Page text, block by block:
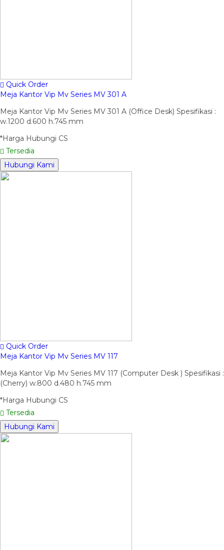
Quick Order
Meja Kantor Vip Mv Series MV 301 A
Meja Kantor Vip Mv Series MV 301 A (Office Desk) Spesifikasi :
w.1200 d.600 h.745 mm
*Harga Hubungi CS
Tersedia
Hubungi Kami
Quick Order
Meja Kantor Vip Mv Series MV 117
Meja Kantor Vip Mv Series MV 117 (Computer Desk ) Spesifikasi :
(Cherry) w.800 d.480 h.745 mm
*Harga Hubungi CS
Tersedia
Hubungi Kami